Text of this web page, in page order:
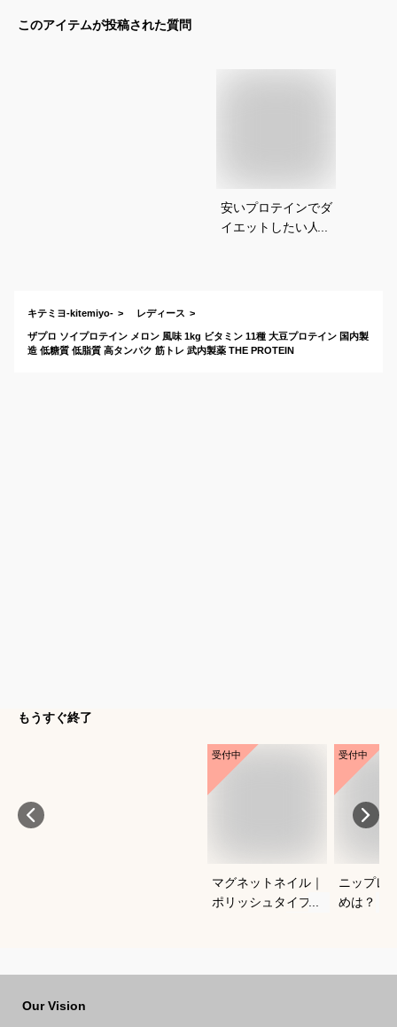
このアイテムが投稿された質問
安いプロテインでダ
イエットしたい人に
キテミヨ-kitemiyo- レディース
ザプロ ソイプロテイン メロン 風味 1kg ビタミン 11種 大豆プロテイン 国内製
造 低糖質 低脂質 高タンパク 筋トレ 武内製薬 THE PROTEIN
もうすぐ終了
受付中
マグネットネイル｜
ポリッシュタイプで
受付中
ニップレ
めは？
Our Vision